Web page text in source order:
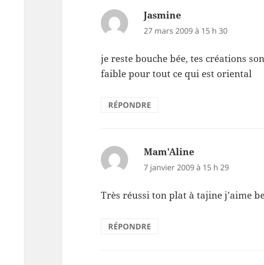
Jasmine
27 mars 2009 à 15 h 30
je reste bouche bée, tes créations
faible pour tout ce qui est oriental
RÉPONDRE
Mam'Aline
7 janvier 2009 à 15 h 29
Très réussi ton plat à tajine j’aime
RÉPONDRE